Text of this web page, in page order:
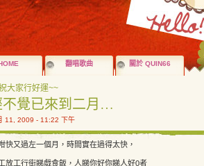
翻唱歌曲 關於 QUIN66
大家行好運~~
不覺已來到二月…
11, 2009 - 11:22 下午
快又過左一個月，時間實在過得太快，
放工行街睇戲食飯，人睇你好你睇人好0者